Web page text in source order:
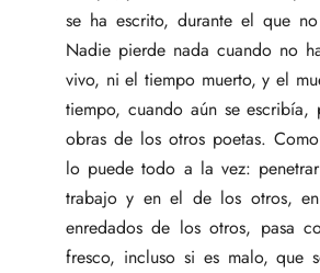
se ha escrito, durante el que
Nadie pierde nada cuando no
vivo, ni el tiempo muerto, y el
tiempo, cuando aún se escribía,
obras de los otros poetas.
lo puede todo a la vez:
trabajo y en el de los otros,
enredados de los otros, pasa
fresco, incluso si es malo, que